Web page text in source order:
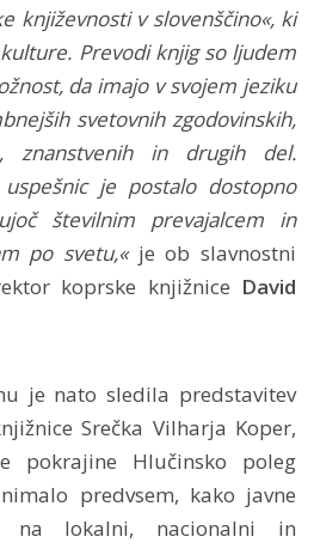
književnosti v slovenščino«, ki
Prevodi knjig so ljudem
da imajo v svojem jeziku
svetovnih zgodovinskih,
znanstvenih in drugih del.
je postalo dostopno
številnim prevajalcem in
po svetu,«je ob slavnostni
koprske knjižnice David
je nato sledila predstavitev
Srečka Vilharja Koper,
pokrajine Hlučinsko poleg
predvsem, kako javne
na lokalni, nacionalni in